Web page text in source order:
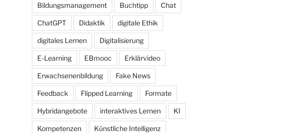
Bildungsmanagement Buchtipp Chat
ChatGPT Didaktik digitale Ethik
digitales Lernen Digitalisierung
E-Learning EBmooc Erklärvideo
Erwachsenenbildung Fake News
Feedback Flipped Learning Formate
Hybridangebote interaktives Lernen KI
Kompetenzen Künstliche Intelligenz